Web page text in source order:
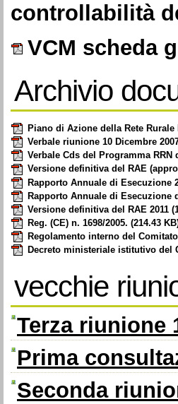
controllabilità
VCM scheda
Archivio
Piano di Azione della Rete Rurale
Verbale riunione 10 Dicembre
Verbale Cds del Programma RRN
Versione definitiva del RAE
Rapporto Annuale di Esecuzione
Rapporto Annuale di Esecuzione
Versione definitiva del RAE 2011
Reg. (CE) n. 1698/2005. (214.43
Regolamento interno del
Decreto ministeriale istitutivo del
vecchie
Terza riunione
Prima
Seconda